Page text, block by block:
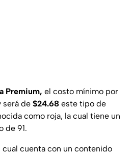
Premium, el costo mínimo por
será de $24.68 este tipo de
como roja, la cual tiene un
de 91.
cual cuenta con un contenido